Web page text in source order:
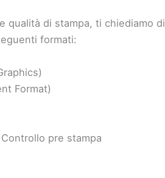
qualità di stampa, ti chiediamo di
formati:
Format)
pre stampa